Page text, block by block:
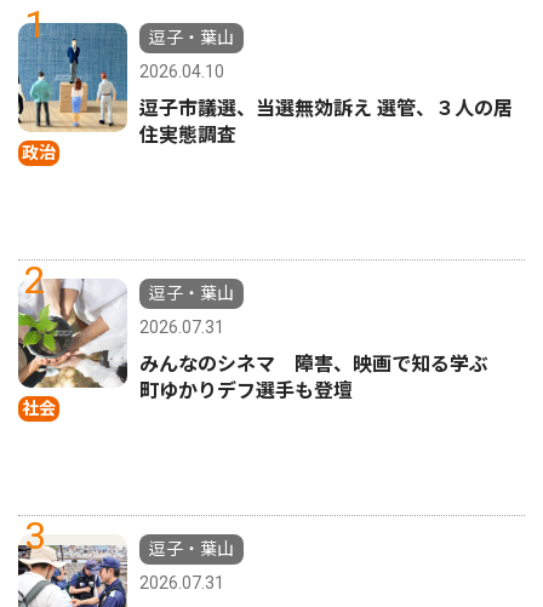
1
政治
逗子・葉山
2026.04.10
逗子市議選、当選無効訴え 選管、３人の居
住実態調査
2
社会
逗子・葉山
2026.07.31
みんなのシネマ 障害、映画で知る学ぶ
町ゆかりデフ選手も登壇
3
逗子・葉山
2026.07.31